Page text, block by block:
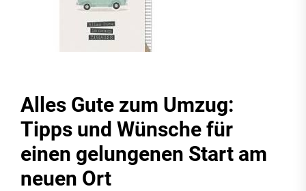
Alles Gute zum Umzug:
Tipps und Wünsche für
einen gelungenen Start am
neuen Ort